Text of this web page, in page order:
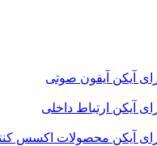
آیفون صوتی
ارتباط داخلی
محصولات اکسس